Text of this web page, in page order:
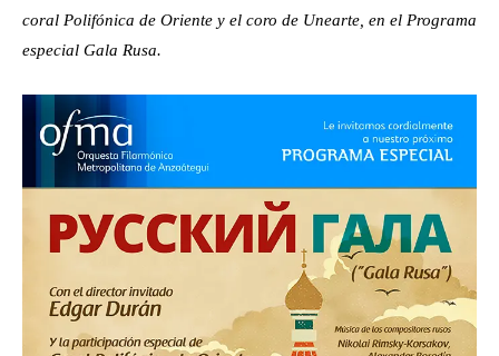
coral Polifónica de Oriente y el coro de Unearte, en el Programa
especial Gala Rusa.